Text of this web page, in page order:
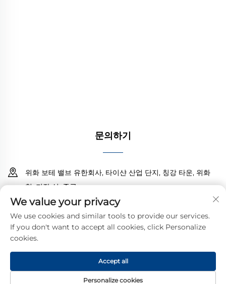
문의하기
위화 보테 밸브 유한회사, 타이샨 산업 단지, 칭강 타운, 위화
현, 저장 성, 중국
18968473237
[email protected]
Copyright © 2025 YUHUAN BOTE VALVES CO., LTD.
리방침
We value your privacy
We use cookies and similar tools to provide our services.
If you don't want to accept all cookies, click Personalize
cookies.
Personalize cookies
Accept all